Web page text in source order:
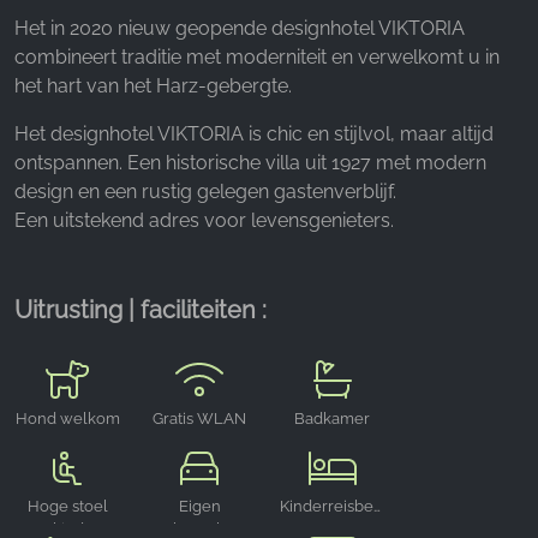
Het in 2020 nieuw geopende designhotel VIKTORIA
combineert traditie met moderniteit en verwelkomt u in
het hart van het Harz-gebergte.
Het designhotel VIKTORIA is chic en stijlvol, maar altijd
ontspannen. Een historische villa uit 1927 met modern
design en een rustig gelegen gastenverblijf.
Een uitstekend adres voor levensgenieters.
Uitrusting | faciliteiten :
Hond welkom Gratis WLAN Badkamer
Hoge stoel
voor kinderen
Eigen
parkeerplaats
Kinderreisbedje
Facebook Pixel
_fbp, fr, _fbq, fbq
Provider:
Facebook Ireland Ltd.
Purpose:
Advertentiemeting en marketing
3 maanden - 1 jaar
STATISTIEKEN
informatie. Deze informatie helpt ons te begrijpen
hoe onze bezoekers onze website gebruiken.